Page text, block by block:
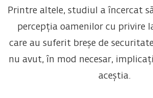
Printre altele, studiul a încercat
percepția oamenilor cu privire
care au suferit breșe de
nu avut, în mod necesar,
aceștia.